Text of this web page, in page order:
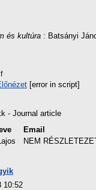
és kultúra : Batsányi
[error in script]
- Journal article
Email
NEM
10:52